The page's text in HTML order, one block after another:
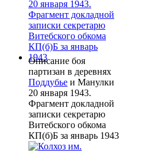
Описание боя
партизан в деревнях
Поддубье и Манулки
20 января 1943.
Фрагмент докладной
записки секретарю
Витебского обкома
КП(б)Б за январь 1943